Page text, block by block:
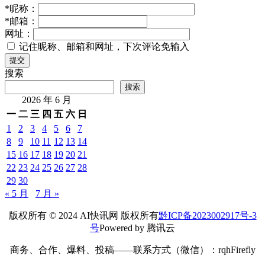
*昵称：
*邮箱：
网址：
记住昵称、邮箱和网址，下次评论免输入
提交
搜索
搜索
2026 年 6 月
一 二 三 四 五 六 日
1
2 3 4 5 6
7
8
9 10 11 12 13 14
15 16 17 18 19 20 21
22 23 24 25 26 27 28
29 30
« 5 月
7 月 »
版权所有 © 2024 AI快讯网 版权所有黔ICP备2023002917号-3
号Powered by 腾讯云
商务、合作、爆料、投稿——联系方式（微信）：rqhFirefly